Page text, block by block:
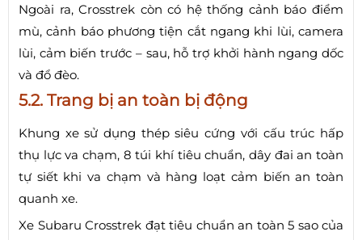
Ngoài ra, Crosstrek còn có hệ thống cảnh báo điểm
mù, cảnh báo phương tiện cắt ngang khi lùi, camera
lùi, cảm biến trước – sau, hỗ trợ khởi hành ngang dốc
và đổ đèo.
5.2. Trang bị an toàn bị động
Khung xe sử dụng thép siêu cứng với cấu trúc hấp
thụ lực va chạm, 8 túi khí tiêu chuẩn, dây đai an toàn
tự siết khi va chạm và hàng loạt cảm biến an toàn
quanh xe.
Xe Subaru Crosstrek đạt tiêu chuẩn an toàn 5 sao của